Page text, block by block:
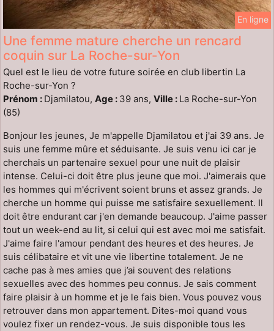
En ligne
Une femme mature cherche un rencard
coquin sur La Roche-sur-Yon
Quel est le lieu de votre future soirée en club libertin La
Roche-sur-Yon ?
Prénom : Djamilatou, Age : 39 ans, Ville : La Roche-sur-Yon
(85)
Bonjour les jeunes, Je m'appelle Djamilatou et j'ai 39 ans. Je
suis une femme mûre et séduisante. Je suis venu ici car je
cherchais un partenaire sexuel pour une nuit de plaisir
intense. Celui-ci doit être plus jeune que moi. J'aimerais que
les hommes qui m'écrivent soient bruns et assez grands. Je
cherche un homme qui puisse me satisfaire sexuellement. Il
doit être endurant car j'en demande beaucoup. J'aime passer
tout un week-end au lit, si celui qui est avec moi me satisfait.
J'aime faire l'amour pendant des heures et des heures. Je
suis célibataire et vit une vie libertine totalement. Je ne
cache pas à mes amies que j’ai souvent des relations
sexuelles avec des hommes peu connus. Je sais comment
faire plaisir à un homme et je le fais bien. Vous pouvez vous
retrouver dans mon appartement. Dites-moi quand vous
voulez fixer un rendez-vous. Je suis disponible tous les